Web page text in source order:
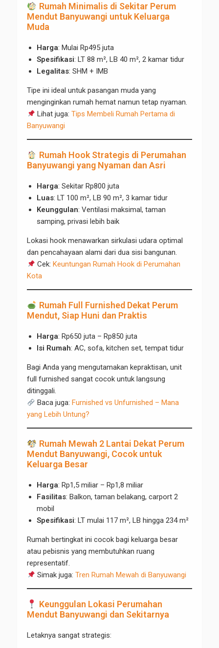
Rumah Minimalis di Sekitar Perum
Mendut Banyuwangi untuk Keluarga
Muda
Harga: Mulai Rp495 juta
Spesifikasi: LT 88 m², LB 40 m², 2 kamar tidur
Legalitas: SHM + IMB
Tipe ini ideal untuk pasangan muda yang
menginginkan rumah hemat namun tetap nyaman.
Lihat juga:Tips Membeli Rumah Pertama di
Banyuwangi
Rumah Hook Strategis di Perumahan
Banyuwangi yang Nyaman dan Asri
Harga: Sekitar Rp800 juta
Luas: LT 100 m², LB 90 m², 3 kamar tidur
Keunggulan: Ventilasi maksimal, taman
samping, privasi lebih baik
Lokasi hook menawarkan sirkulasi udara optimal
dan pencahayaan alami dari dua sisi bangunan.
Cek:Keuntungan Rumah Hook di Perumahan
Kota
Rumah Full Furnished Dekat Perum
Mendut, Siap Huni dan Praktis
Harga: Rp650 juta – Rp850 juta
Isi Rumah: AC, sofa, kitchen set, tempat tidur
Bagi Anda yang mengutamakan kepraktisan, unit
full furnished sangat cocok untuk langsung
ditinggali.
Baca juga:Furnished vs Unfurnished – Mana
yang Lebih Untung?
Rumah Mewah 2 Lantai Dekat Perum
Mendut Banyuwangi, Cocok untuk
Keluarga Besar
Harga: Rp1,5 miliar – Rp1,8 miliar
Fasilitas: Balkon, taman belakang, carport 2
mobil
Spesifikasi: LT mulai 117 m², LB hingga 234 m²
Rumah bertingkat ini cocok bagi keluarga besar
atau pebisnis yang membutuhkan ruang
representatif.
Simak juga:Tren Rumah Mewah di Banyuwangi
Keunggulan Lokasi Perumahan
Mendut Banyuwangi dan Sekitarnya
Letaknya sangat strategis: